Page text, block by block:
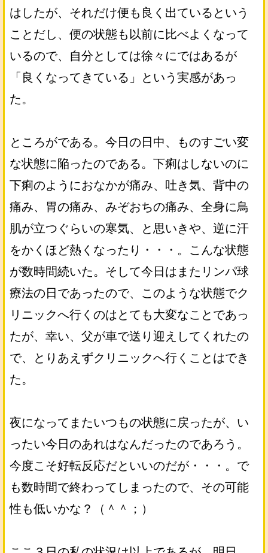
はしたが、それだけ便も良く出ているという
ことだし、便の状態も以前に比べよくなって
いるので、自分としては徐々にではあるが
「良くなってきている」という実感があっ
た。
ところがである。今日の日中、ものすごい変
な状態に陥ったのである。下痢はしないのに
下痢のようにおなかが痛み、吐き気、背中の
痛み、胃の痛み、みぞおちの痛み、全身に鳥
肌が立つぐらいの寒気、と思いきや、逆に汗
をかくほど熱くなったり・・・。こんな状態
が数時間続いた。そして今日はまたリンパ球
療法の日であったので、このような状態でク
リニックへ行くのはとても大変なことであっ
たが、幸い、父が車で送り迎えしてくれたの
で、とりあえずクリニックへ行くことはでき
た。
夜になってまたいつもの状態に戻ったが、い
ったい今日のあれはなんだったのであろう。
今度こそ好転反応だといいのだが・・・。で
も数時間で終わってしまったので、その可能
性も低いかな？（＾＾；）